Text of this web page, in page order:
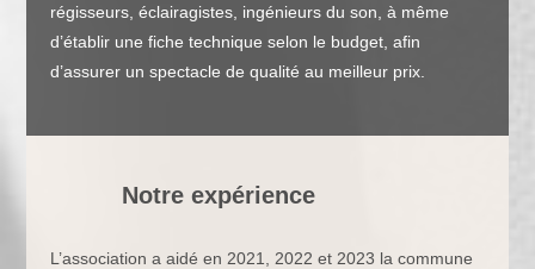
régisseurs, éclairagistes, ingénieurs du son, à même
d’établir une fiche technique selon le budget, afin
d’assurer un spectacle de qualité au meilleur prix.
Notre expérience
L’association a aidé en 2021, 2022 et 2023 la commune